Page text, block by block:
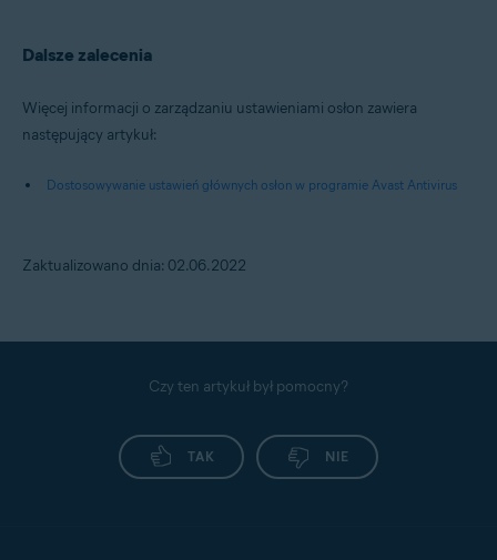
Dalsze zalecenia
Więcej informacji o zarządzaniu ustawieniami osłon zawiera
następujący artykuł:
Dostosowywanie ustawień głównych osłon w programie Avast Antivirus
Zaktualizowano dnia: 02.06.2022
Czy ten artykuł był pomocny?
TAK NIE